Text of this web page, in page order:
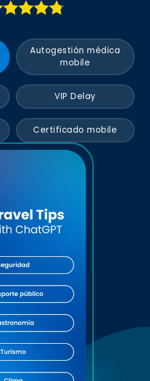
Autogestión médica
mobile
VIP Delay
Certificado mobile